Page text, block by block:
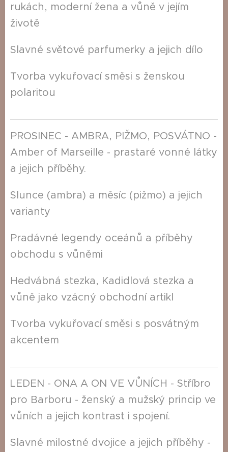
rukách, moderní žena a vůně v jejím
životě
Slavné světové parfumerky a jejich dílo
Tvorba vykuřovací směsi s ženskou
polaritou
PROSINEC - AMBRA, PIŽMO, POSVÁTNO -
Amber of Marseille - prastaré vonné látky
a jejich příběhy.
Slunce (ambra) a měsíc (pižmo) a jejich
varianty
Pradávné legendy oceánů a příběhy
obchodu s vůněmi
Hedvábná stezka, Kadidlová stezka a
vůně jako vzácný obchodní artikl
Tvorba vykuřovací směsi s posvátným
akcentem
LEDEN - ONA A ON VE VŮNÍCH - Stříbro
pro Barboru - ženský a mužský princip ve
vůních a jejich kontrast i spojení.
Slavné milostné dvojice a jejich příběhy -